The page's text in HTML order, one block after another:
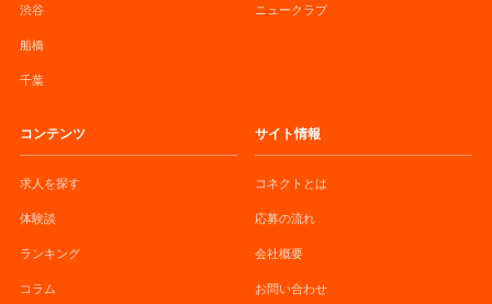
渋谷
船橋
千葉
ニュークラブ
コンテンツ
求人を探す
体験談
ランキング
コラム
サイト情報
コネクトとは
応募の流れ
会社概要
お問い合わせ